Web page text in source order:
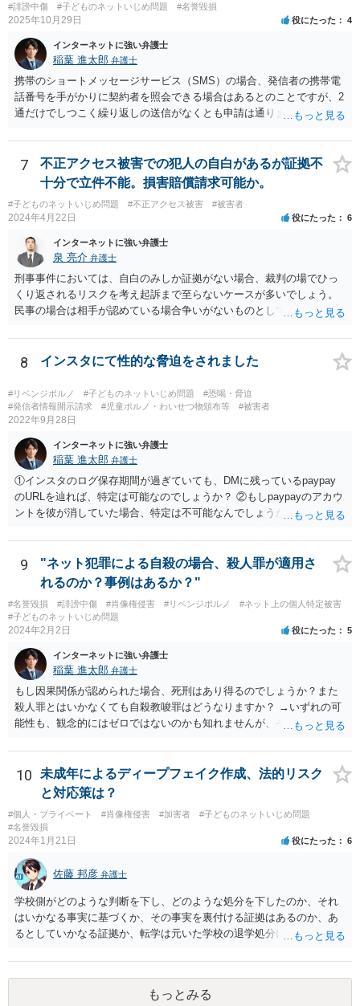
#誹謗中傷 #子どものネットいじめ問題 #名誉毀損
2025年10月29日 役にたった 4
インターネットに強い弁護士
稲葉 進太郎 弁護士
携帯のショートメッセージサービス（SMS）の場合、発信者の携帯電
話番号を手がかりに契約者を照会できる場合はあるとのことですが、2
通だけでしつこく繰り返しの送信がなくとも申請は通りますか？ →内
るでしょう。 また内容が過激でなくても、弁護士さんに依頼できます
か？ →過激かどうかではなく、権利侵害がある場合、弁護士が依頼に
応じるでしょう。個々の弁護士が具体的内容を伺って決めることとな
ります。 私の親が浮気してるって聞いたというメールがきて、そのあ
とに間違ったという内容です。 これは名誉毀損やプライバシーに触り
ますかか？ →まず、１対１でSMSが送信されたという状況であれば、
公然性という要件を欠き、名誉毀損とならないでしょう。また、「私
の親が浮気してるって聞いた」「間違った」というメールが送信され
た状況は、プライバシー権侵害とはならないでしょう。
7
不正アクセス被害での犯人の自白があるが証拠不
十分で立件不能。損害賠償請求可能か。
#子どものネットいじめ問題 #不正アクセス被害 #被害者
2024年4月22日 役にたった 6
インターネットに強い弁護士
泉 亮介 弁護士
刑事事件においては、自白のみしか証拠がない場合、裁判の場でひっ
くり返されるリスクを考え起訴まで至らないケースが多いでしょう。
民事の場合は相手が認めている場合争いがないものとして請求が認め
す。
8 インスタにて性的な脅迫をされました
#リベンジポルノ #子どものネットいじめ問題
#恐喝・脅迫
#発信者情報開示請求
#児童ポルノ・わいせつ物頒布等 #被害者
2022年9月28日
インターネットに強い弁護士
稲葉 進太郎 弁護士
①インスタのログ保存期間が過ぎていても、DMに残っているpaypay
のURLを辿れば、特定は可能なのでしょうか？ ②もしpaypayのアカウ
ントを彼が消していた場合、特定は不可能なんでしょうか？ →少なく
して被害申述し、捜査してもらうことができれば、特定してもらえる
可能性はあるでしょう。もっとも、相談者様がDMのやり取りについて
保存していなければ、捜査の取っ掛かりがなく、捜査してもらえない
可能性があるでしょう。
9
"ネット犯罪による自殺の場合、殺人罪が適用さ
れるのか？事例はあるか？"
#名誉毀損 #誹謗中傷 #肖像権侵害 #リベンジポルノ
#ネット上の個人特定被害
#子どものネットいじめ問題
2024年2月2日 役にたった 5
インターネットに強い弁護士
稲葉 進太郎 弁護士
もし因果関係が認められた場合、死刑はあり得るのでしょうか？また
殺人罪とはいかなくても自殺教唆罪はどうなりますか？ →いずれの可
能性も、観念的にはゼロではないのかも知れませんが、そもそもネッ
為性の問題、そしてそれを認識していたかという故意の問題もあり、
現実的に殺人とされる可能性はほぼ考えられないように思います。自
殺教唆もあり得なくはないですが、直接的かつ執拗な態様でないと、
やはり実行行為性とか因果関係とかが認められづらいように思いま
す。
10
未成年によるディープフェイク作成、法的リスク
と対応策は？
#個人・プライベート #肖像権侵害 #加害者
#子どものネットいじめ問題
#名誉毀損
2024年1月21日 役にたった 6
佐藤 邦彦 弁護士
学校側がどのような判断を下し、どのような処分を下したのか、それ
はいかなる事実に基づくか、その事実を裏付ける証拠はあるのか、あ
るとしていかなる証拠か、転学は元いた学校の退学処分によるものな
た学校は公立か私立か、など詳細がわからなければ何とも言えませ
ん。 また、ここに書かれている事情だけでは詳細を把握するにも限界
がありますし、被害者側がどのような主張を警察にされているのかも
もっとみる